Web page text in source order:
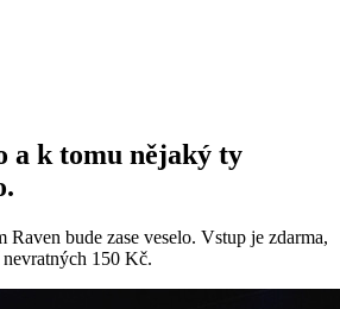
a k tomu nějaký ty
Raven bude zase veselo. Vstup je zdarma,
150 Kč.